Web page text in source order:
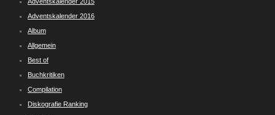
Adventskalender 2016
Album
Allgemein
Best of
Buchkritiken
Compilation
Diskografie Ranking